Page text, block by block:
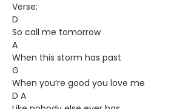
Verse:
D
So call me tomorrow
A
When this storm has past
G
When you’re good you love me
D A